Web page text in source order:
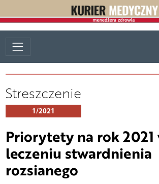
Streszczenie
1/2021
Priorytety na rok 2021
leczeniu stwardnienia
rozsianego